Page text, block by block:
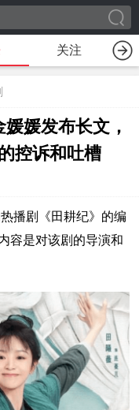
关注
媛发布长文，
控诉和吐槽
播剧《田耕纪》的编
容是对该剧的导演和